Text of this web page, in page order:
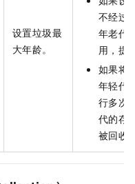
设置垃圾最
大年龄。
不经过
年老代
用，提
如果将
年轻代
行多次
代的存
被回收